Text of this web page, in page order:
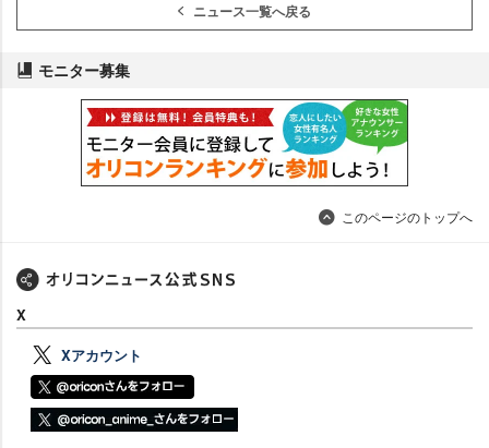
ニュース一覧へ戻る
モニター募集
このページのトップへ
X
Xアカウント